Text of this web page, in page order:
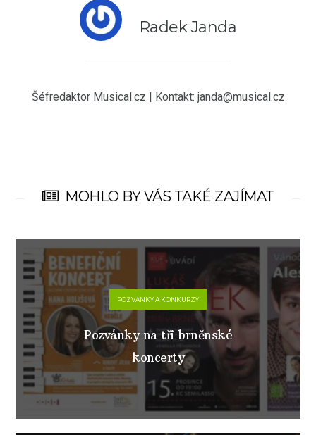
Radek Janda
Šéfredaktor Musical.cz | Kontakt: janda@musical.cz
MOHLO BY VÁS TAKÉ ZAJÍMAT
POZVÁNKY A KONKURZY
Pozvánky na tři brněnské
koncerty